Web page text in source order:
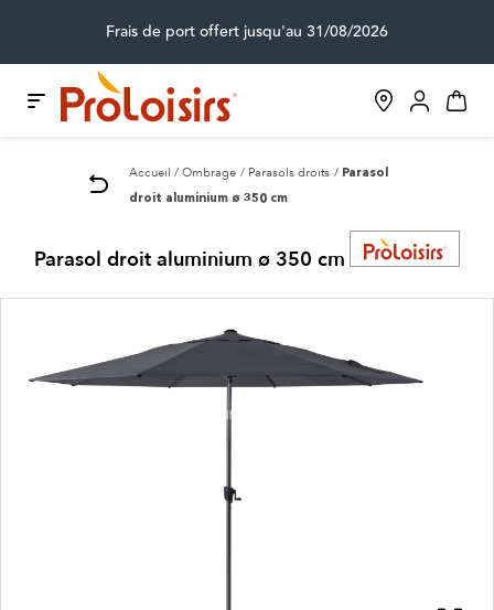
Frais de port offert jusqu'au 31/08/2026
Accueil Ombrage Parasols droits Parasol
droit aluminium ø 350 cm
Parasol droit aluminium ø 350 cm